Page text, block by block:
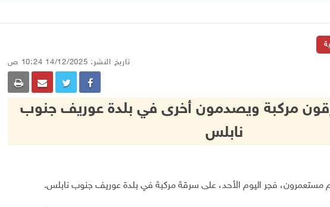
تاريخ النشر: 14/12/2025 10:24 ص
مركبة ويصدمون أخرى في بلدة عوريف جنوب
نابلس
.